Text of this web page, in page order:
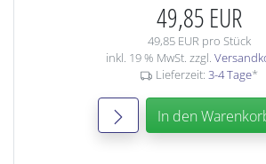
49,85 EUR
49,85 EUR pro Stück
inkl. 19 % MwSt. zzgl.
Lieferzeit: 3-4 Tage*
In den